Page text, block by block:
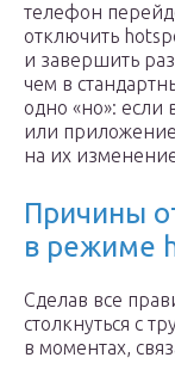
телефон
отключить
и завершить
чем в
одно «но»: если
или
на их
Причины
в режиме
Сделав все
столкнуться с
в моментах,